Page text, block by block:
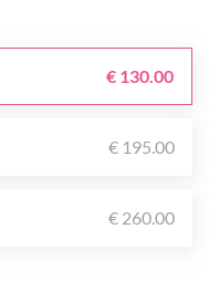
€ 130.00
€ 195.00
€ 260.00